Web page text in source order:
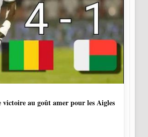
au goût amer pour les Aigles